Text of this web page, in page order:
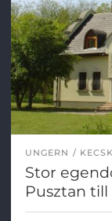
UNGERN
Stor
Pusztan till